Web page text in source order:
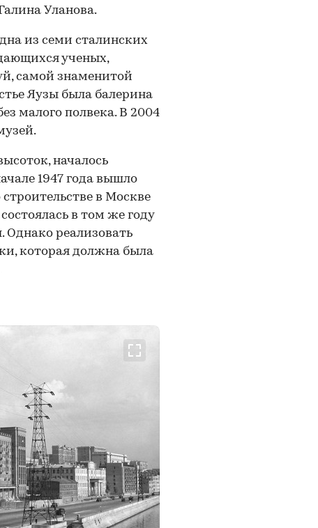
Уланова.
из семи сталинских
ученых,
самой знаменитой
Яузы была балерина
малого полвека. В 2004
началось
1947 года вышло
в Москве
в том же году
реализовать
которая должна была